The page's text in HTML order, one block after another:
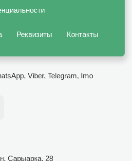
Реквизиты Контакты
Viber, Telegram, Imo
Сарыарка, 28